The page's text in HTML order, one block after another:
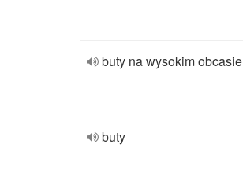
buty na wysokim obcasie
buty